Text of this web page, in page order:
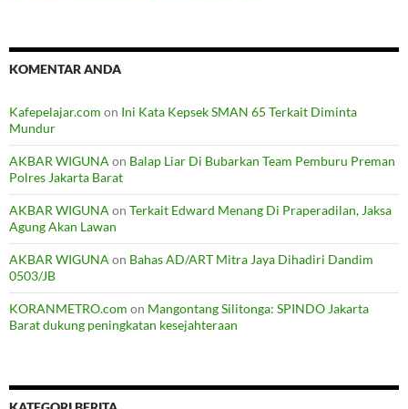
KOMENTAR ANDA
Kafepelajar.com on Ini Kata Kepsek SMAN 65 Terkait Diminta
Mundur
AKBAR WIGUNA on Balap Liar Di Bubarkan Team Pemburu Preman
Polres Jakarta Barat
AKBAR WIGUNA on Terkait Edward Menang Di Praperadilan, Jaksa
Agung Akan Lawan
AKBAR WIGUNA on Bahas AD/ART Mitra Jaya Dihadiri Dandim
0503/JB
KORANMETRO.com on Mangontang Silitonga: SPINDO Jakarta
Barat dukung peningkatan kesejahteraan